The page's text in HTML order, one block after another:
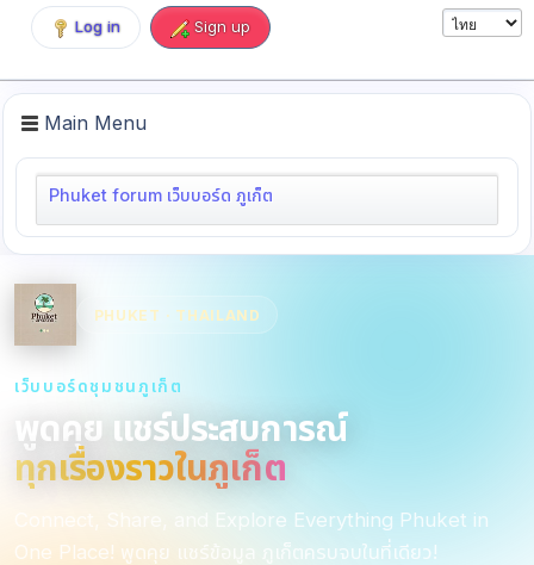
Log in Sign up
Main Menu
Phuket forum เว็บบอร์ด ภูเก็ต
PHUKET · THAILAND
เว็บบอร์ดชุมชนภูเก็ต
พูดคุย แชร์ประสบการณ์
ทุกเรื่องราวในภูเก็ต
Connect, Share, and Explore Everything Phuket in
One Place! พูดคุย แชร์ข้อมูล ภูเก็ตครบจบในที่เดียว!